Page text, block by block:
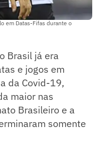
em Datas-Fifas durante o
Brasil já era
e jogos em
da Covid-19,
maior nas
Brasileiro e a
somente